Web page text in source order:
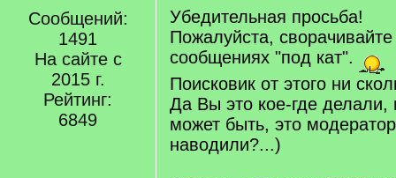
Сообщений:
1491
На сайте с
2015 г.
Рейтинг:
6849
Убедительная просьба!
Пожалуйста,
сообщениях "под кат".
Поисковик от этого ни
Да Вы это кое-где делали,
может быть, это
наводили?...)